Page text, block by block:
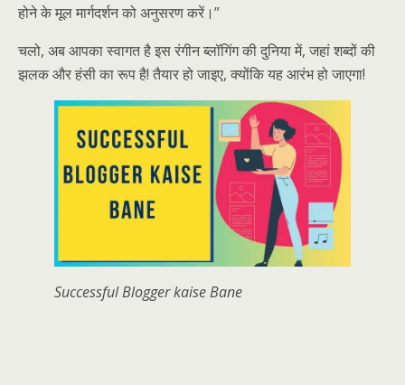
होने के मूल मार्गदर्शन को अनुसरण करें।”
चलो, अब आपका स्वागत है इस रंगीन ब्लॉगिंग की दुनिया में, जहां शब्दों की
झलक और हंसी का रूप है! तैयार हो जाइए, क्योंकि यह आरंभ हो जाएगा!
Successful Blogger kaise Bane